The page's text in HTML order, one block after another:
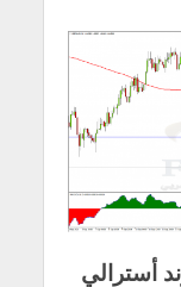
أسترالي